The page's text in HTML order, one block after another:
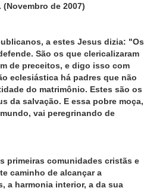
de 2007)
a estes Jesus dizia: "Os
São os que clericalizaram
de preceitos, e digo isso com
eclesiástica há padres que não
do matrimônio. Estes são os
da salvação. E essa pobre moça,
vai peregrinando de
primeiras comunidades cristãs e
caminho de alcançar a
a harmonia interior, a da sua